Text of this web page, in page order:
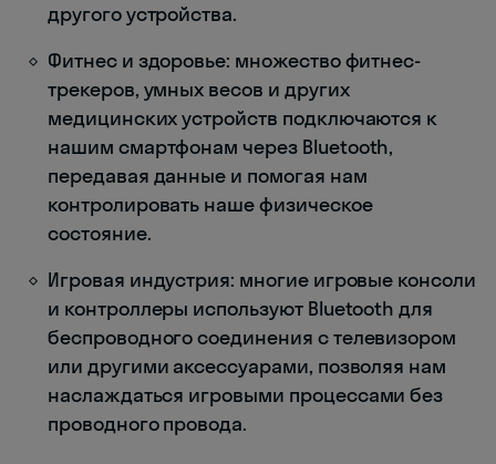
другого устройства.
Фитнес и здоровье: множество фитнес-
трекеров, умных весов и других
медицинских устройств подключаются к
нашим смартфонам через Bluetooth,
передавая данные и помогая нам
контролировать наше физическое
состояние.
Игровая индустрия: многие игровые консоли
и контроллеры используют Bluetooth для
беспроводного соединения с телевизором
или другими аксессуарами, позволяя нам
наслаждаться игровыми процессами без
проводного провода.